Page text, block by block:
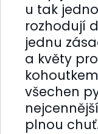
u tak
rozhodují
jednu
a květy
všechen
plnou chuť.